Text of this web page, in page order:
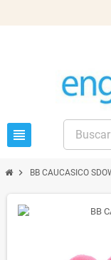
view_headline
chevron_right BB CAUCASICO